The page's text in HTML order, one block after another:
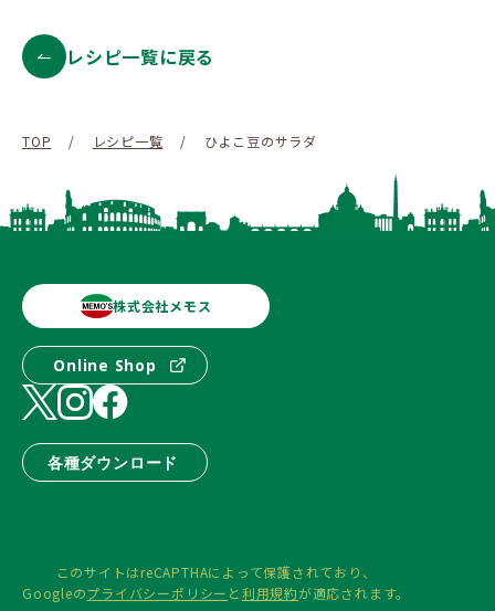
レシピ一覧に戻る
TOP / レシピ一覧 / ひよこ豆のサラダ
株式会社メモス
Online Shop
各種ダウンロード
このサイトはreCAPTHAによって保護されており、
Googleのプライバシーポリシー と利用規約が適応されます。